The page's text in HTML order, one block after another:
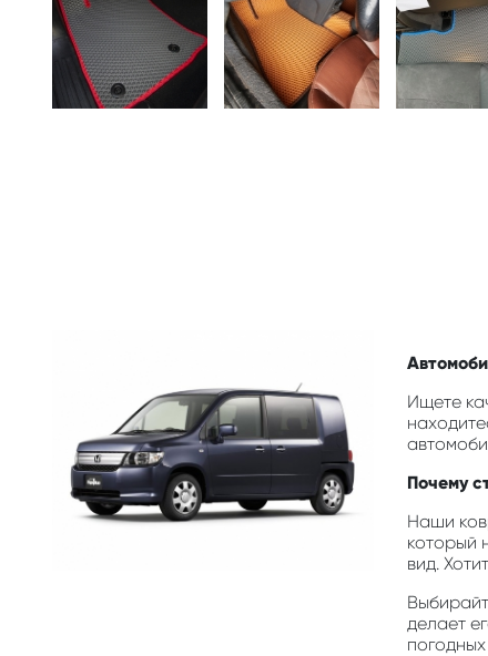
Ищете
Почему
Наши
который
вид.
делает